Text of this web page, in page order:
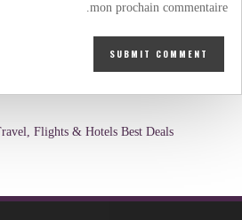
mon prochain commentaire.
Flights & Hotels Best Deals